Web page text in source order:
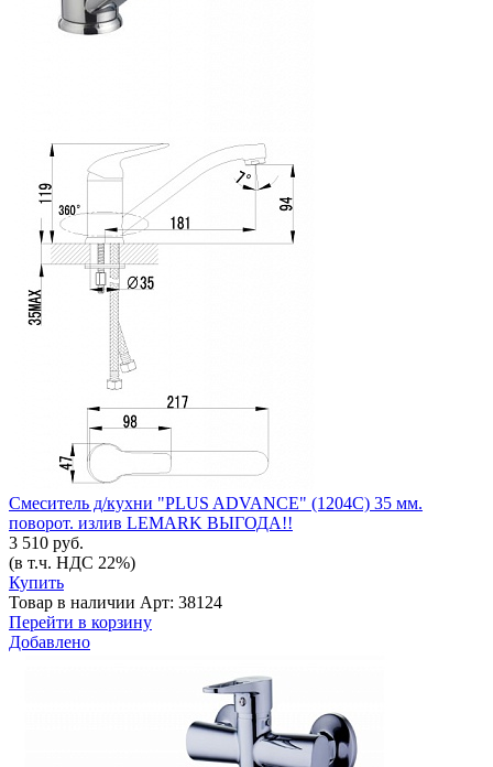
Смеситель д/кухни "PLUS ADVANCE" (1204С) 35 мм.
поворот. излив LEMARK ВЫГОДА!!
3 510 руб.
(в т.ч. НДС 22%)
Купить
Товар в наличии Арт: 38124
Перейти в корзину
Добавлено